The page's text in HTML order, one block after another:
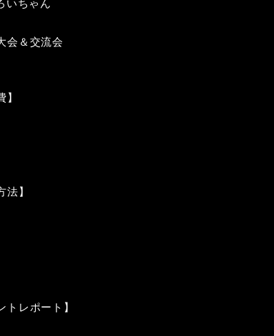
会＆交流会
】
法】
トレポート】